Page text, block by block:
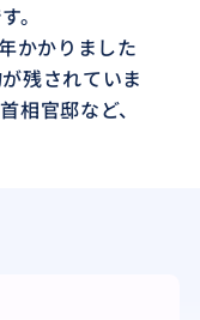
。
かかりました
残されていま
相官邸など、